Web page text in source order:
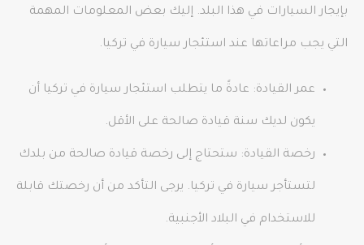
بإيجار السيارات في هذا البلد. إليك بعض المعلومات المهمة
التي يجب مراعاتها عند استئجار سيارة في تركيا.
عمر القيادة: عادةً ما يتطلب استئجار سيارة في تركيا أن
يكون لديك سنة قيادة صالحة على الأقل.
رخصة القيادة: ستحتاج إلى رخصة قيادة صالحة من بلدك
لتستأجر سيارة في تركيا. يرجى التأكد من أن رخصتك قابلة
للاستخدام في البلاد الأجنبية.